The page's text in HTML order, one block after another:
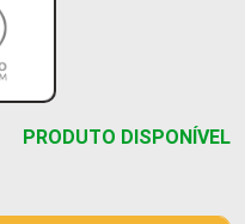
PRODUTO DISPONÍVEL